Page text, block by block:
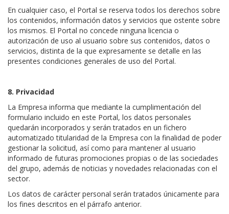
En cualquier caso, el Portal se reserva todos los derechos sobre
los contenidos, información datos y servicios que ostente sobre
los mismos. El Portal no concede ninguna licencia o
autorización de uso al usuario sobre sus contenidos, datos o
servicios, distinta de la que expresamente se detalle en las
presentes condiciones generales de uso del Portal.
8. Privacidad
La Empresa informa que mediante la cumplimentación del
formulario incluido en este Portal, los datos personales
quedarán incorporados y serán tratados en un fichero
automatizado titularidad de la Empresa con la finalidad de poder
gestionar la solicitud, así como para mantener al usuario
informado de futuras promociones propias o de las sociedades
del grupo, además de noticias y novedades relacionadas con el
sector.
Los datos de carácter personal serán tratados únicamente para
los fines descritos en el párrafo anterior.